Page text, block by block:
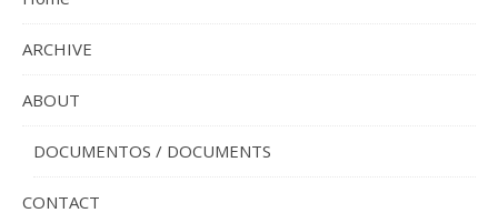
ARCHIVE
ABOUT
DOCUMENTOS / DOCUMENTS
CONTACT